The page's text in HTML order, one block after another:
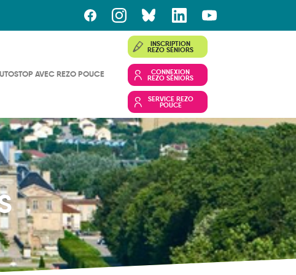
AVEC REZO POUCE
INSCRIPTION
REZO SÉNIORS
CONNEXION
REZO SÉNIORS
SERVICE REZO
POUCE